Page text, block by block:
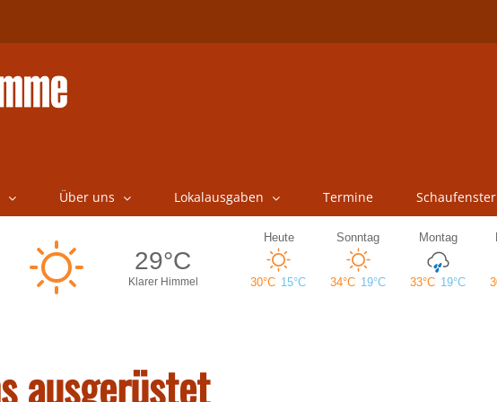
Über uns Lokalausgaben Termine Schaufenster
ausgerüstet